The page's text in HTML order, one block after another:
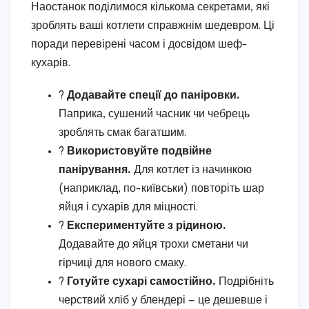
Наостанок поділимося кількома секретами, які
зроблять ваші котлети справжнім шедевром. Ці
поради перевірені часом і досвідом шеф-
кухарів.
? Додавайте спеції до паніровки.
Паприка, сушений часник чи чебрець
зроблять смак багатшим.
? Використовуйте подвійне
панірування. Для котлет із начинкою
(наприклад, по-київськи) повторіть шар
яйця і сухарів для міцності.
? Експериментуйте з рідиною.
Додавайте до яйця трохи сметани чи
гірчиці для нового смаку.
? Готуйте сухарі самостійно. Подрібніть
черствий хліб у блендері — це дешевше і